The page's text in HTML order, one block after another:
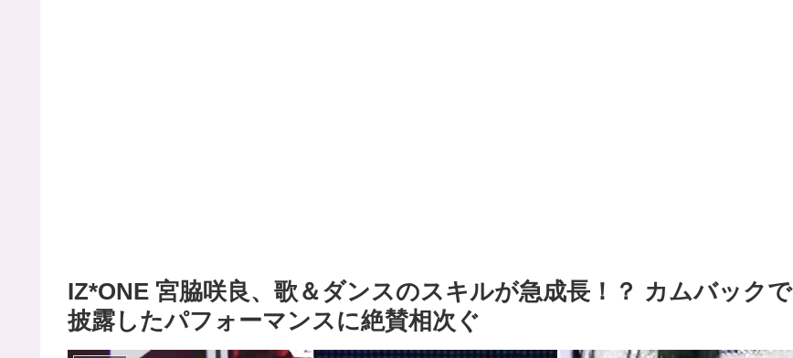
IZ*ONE 宮脇咲良、歌＆ダンスのスキルが急成長！？ カムバックで
披露したパフォーマンスに絶賛相次ぐ